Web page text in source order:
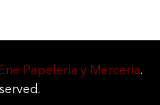
Papeleria y Merceria.